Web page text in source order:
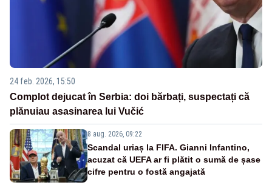
24 feb. 2026, 15:50
Complot dejucat în Serbia: doi bărbați, suspectați că
plănuiau asasinarea lui Vučić
8 aug. 2026, 09:22
Scandal uriaș la FIFA. Gianni Infantino,
acuzat că UEFA ar fi plătit o sumă de șase
cifre pentru o fostă angajată